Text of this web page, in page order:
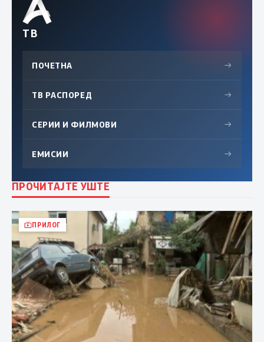
ТВ
ПОЧЕТНА →
ТВ РАСПОРЕД →
СЕРИИ И ФИЛМОВИ →
ЕМИСИИ →
ПРОЧИТАЈТЕ УШТЕ
ПРИЛОГ